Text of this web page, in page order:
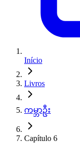
Início
Livros
ကမ္ဘာဦး
Capítulo 6